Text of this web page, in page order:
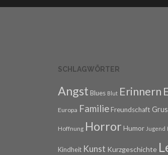
SCHLAGWÖRTER
Angst Blues Blut Erinnern
Europa FamilieFreundschaft
Hoffnung Horror Humor Jugend
Kindheit Kunst Kurzgeschichte